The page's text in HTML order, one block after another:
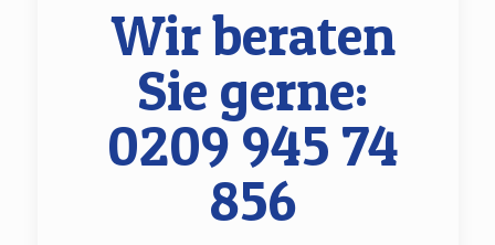
Wir beraten
Sie gerne:
0209 945 74
856